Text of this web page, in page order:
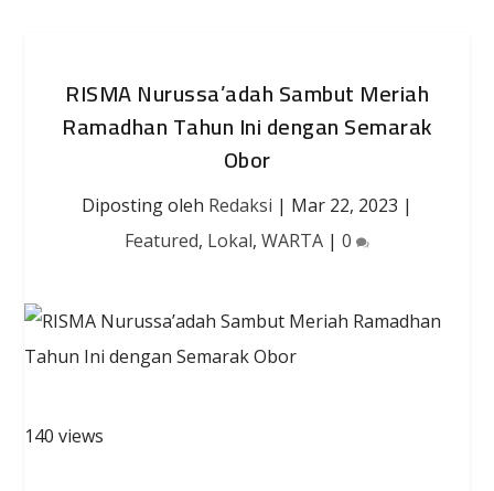
RISMA Nurussa’adah Sambut Meriah
Ramadhan Tahun Ini dengan Semarak
Obor
Diposting oleh Redaksi | Mar 22, 2023 |
Featured, Lokal, WARTA | 0
140 views